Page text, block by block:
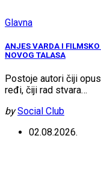
Glavna
ANJES VARDA I
NOVOG TALASA
Postoje autori čiji
ređi, čiji rad stvara…
by Social Club
02.08.2026.